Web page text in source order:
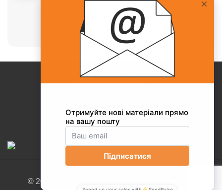
Або телефонуйте нашому менеджеру
+38(067)217-0440
Про Collaborator
© 2026 LMS Collaborator. Всі права захищені.